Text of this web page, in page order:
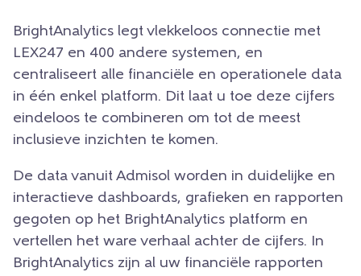
BrightAnalytics legt vlekkeloos connectie met
LEX247 en 400 andere systemen, en
centraliseert alle financiële en operationele data
in één enkel platform. Dit laat u toe deze cijfers
eindeloos te combineren om tot de meest
inclusieve inzichten te komen.
De data vanuit Admisol worden in duidelijke en
interactieve dashboards, grafieken en rapporten
gegoten op het BrightAnalytics platform en
vertellen het ware verhaal achter de cijfers. In
BrightAnalytics zijn al uw financiële rapporten